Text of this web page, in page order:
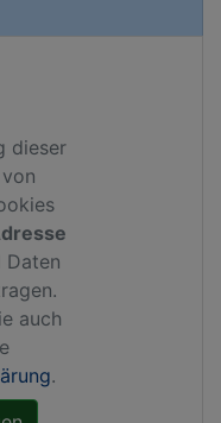
dieser
Daten
auch
.